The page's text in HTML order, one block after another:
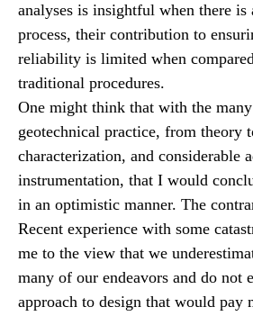
analyses is insightful when there is
process, their contribution to
reliability is limited when
traditional procedures.
One might think that with the
geotechnical practice, from theory
characterization, and considerable
instrumentation, that I would
in an optimistic manner. The
Recent experience with some
me to the view that we
many of our endeavors and do not
approach to design that would pay